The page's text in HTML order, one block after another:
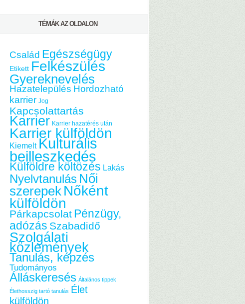
TÉMÁK AZ OLDALON
Család Egészségügy
Etikett Felkészülés
Gyereknevelés
Hazatelepülés Hordozható
karrier Jog
Kapcsolattartás
Karrier Karrier hazatérés után
Karrier külföldön
Kiemelt Kulturális
beilleszkedés
Külföldre költözés Lakás
Nyelvtanulás Női
szerepek Nőként
külföldön
Párkapcsolat Pénzügy,
adózás Szabadidő
Szolgálati
közlemények
Tanulás, képzés
Tudományos
Álláskeresés Általános tippek
Élethosszig tartó tanulás Élet
külföldön